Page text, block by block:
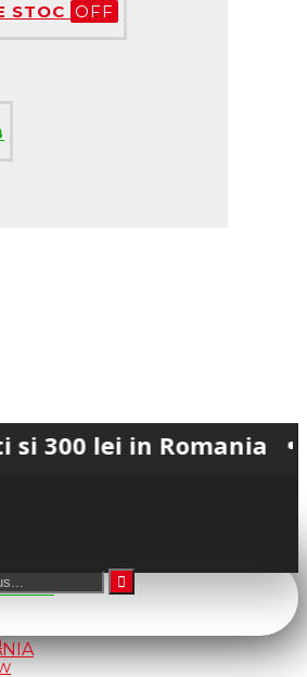
STOC OFF
lei in Romania • 💳